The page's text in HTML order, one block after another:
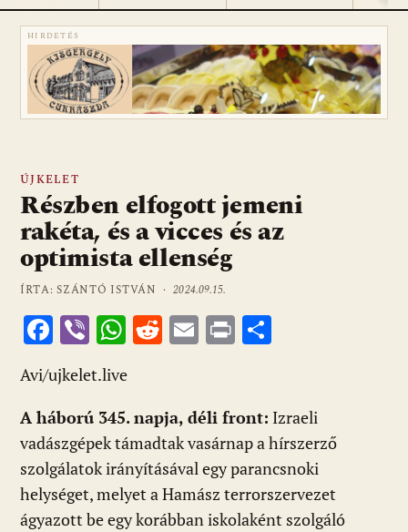
HIRDETÉS
ÚJKELET
Részben elfogott jemeni
rakéta, és a vicces és az
optimista ellenség
ÍRTA: SZÁNTÓ ISTVÁN ·2024.09.15.
F
ac
e
b
o
o
k
Vi
b
er
W
at
s
A
p
p
R
di
t
E
l
Pr
m
e
g
Avi/ujkelet.live
A háború 345. napja, déli front: Izraeli
vadászgépek támadtak vasárnap a hírszerző
szolgálatok irányításával egy parancsnoki
helységet, melyet a Hamász terrorszervezet
ágyazott be egy korábban iskolaként szolgáló